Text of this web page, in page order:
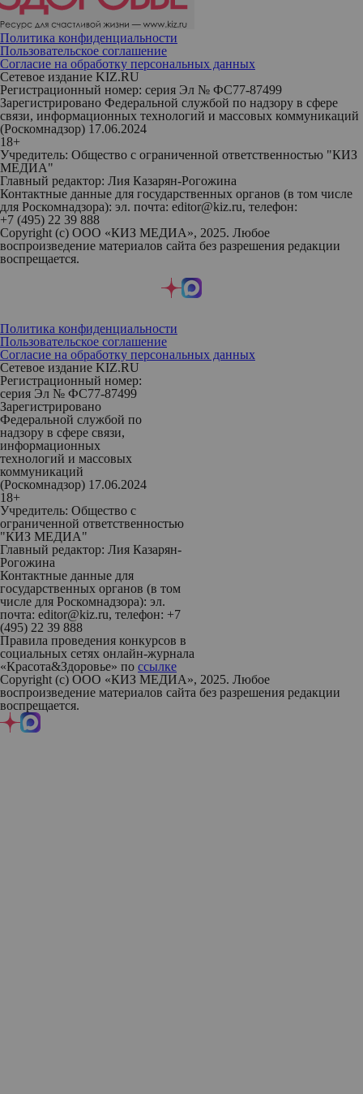
Политика конфиденциальности
Пользовательское соглашение
Согласие на обработку персональных данных
Сетевое издание KIZ.RU
Регистрационный номер: серия Эл № ФС77-87499
Зарегистрировано Федеральной службой по надзору в сфере
связи, информационных технологий и массовых коммуникаций
(Роскомнадзор) 17.06.2024
18+
Учредитель: Общество с ограниченной ответственностью "КИЗ
МЕДИА"
Главный редактор: Лия Казарян-Рогожина
Контактные данные для государственных органов (в том числе
для Роскомнадзора): эл. почта: editor@kiz.ru, телефон:
+7 (495) 22 39 888
Copyright (с) ООО «КИЗ МЕДИА», 2025. Любое
воспроизведение материалов сайта без разрешения редакции
воспрещается.
Политика конфиденциальности
Пользовательское соглашение
Согласие на обработку персональных данных
Сетевое издание KIZ.RU
Регистрационный номер:
серия Эл № ФС77-87499
Зарегистрировано
Федеральной службой по
надзору в сфере связи,
информационных
технологий и массовых
коммуникаций
(Роскомнадзор) 17.06.2024
18+
Учредитель: Общество с
ограниченной ответственностью
"КИЗ МЕДИА"
Главный редактор: Лия Казарян-
Рогожина
Контактные данные для
государственных органов (в том
числе для Роскомнадзора): эл.
почта: editor@kiz.ru, телефон: +7
(495) 22 39 888
Правила проведения конкурсов в
социальных сетях онлайн-журнала
«Красота&Здоровье» по ссылке
Copyright (с) ООО «КИЗ МЕДИА», 2025. Любое
воспроизведение материалов сайта без разрешения редакции
воспрещается.